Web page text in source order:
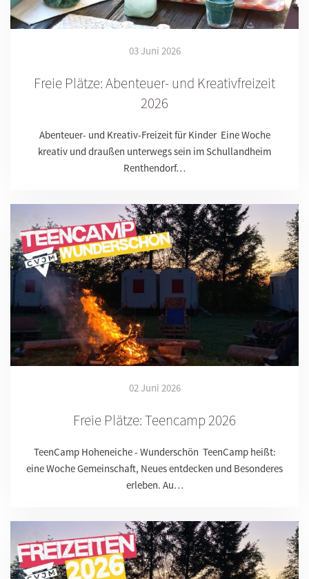
03 Juni 2026
Freie Plätze: Abenteuer- und Kreativfreizeit
2026
Abenteuer- und Kreativ-Freizeit für Kinder Eine Woche
kreativ und draußen unterwegs sein im Schullandheim
Renthendorf…
02 Juni 2026
Freie Plätze: Teencamp 2026
TeenCamp Hoheneiche - Wunderschön TeenCamp heißt:
eine Woche Gemeinschaft, Neues entdecken und Besonderes
erleben. Au…